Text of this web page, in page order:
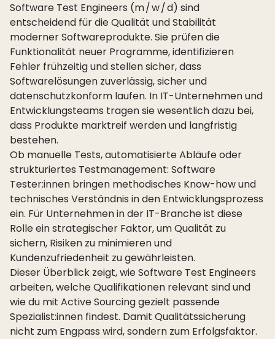
Software Test Engineers (m / w / d) sind
entscheidend für die Qualität und Stabilität
moderner Softwareprodukte. Sie prüfen die
Funktionalität neuer Programme, identifizieren
Fehler frühzeitig und stellen sicher, dass
Softwarelösungen zuverlässig, sicher und
datenschutzkonform laufen. In IT-Unternehmen und
Entwicklungsteams tragen sie wesentlich dazu bei,
dass Produkte marktreif werden und langfristig
bestehen.
Ob manuelle Tests, automatisierte Abläufe oder
strukturiertes Testmanagement: Software
Tester:innen bringen methodisches Know-how und
technisches Verständnis in den Entwicklungsprozess
ein. Für Unternehmen in der IT-Branche ist diese
Rolle ein strategischer Faktor, um Qualität zu
sichern, Risiken zu minimieren und
Kundenzufriedenheit zu gewährleisten.
Dieser Überblick zeigt, wie Software Test Engineers
arbeiten, welche Qualifikationen relevant sind und
wie du mit Active Sourcing gezielt passende
Spezialist:innen findest. Damit Qualitätssicherung
nicht zum Engpass wird, sondern zum Erfolgsfaktor.